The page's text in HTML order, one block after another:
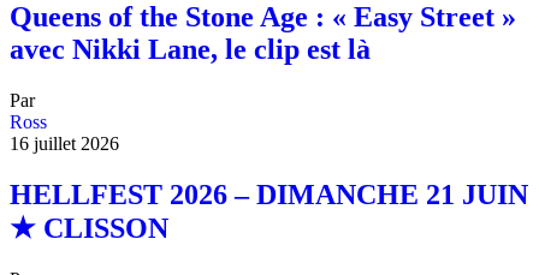
Queens of the Stone Age : « Easy Street »
avec Nikki Lane, le clip est là
Par
Ross
16 juillet 2026
HELLFEST 2026 – DIMANCHE 21 JUIN
★ CLISSON